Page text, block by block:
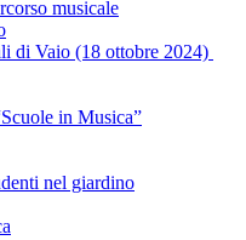
musicale
di Vaio (18 ottobre 2024)
in Musica”
nel giardino